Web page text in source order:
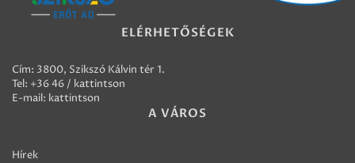
ELÉRHETŐSÉGEK
Cím: 3800, Szikszó Kálvin tér 1.
Tel: +36 46 / kattintson
E-mail: kattintson
A VÁROS
Hírek